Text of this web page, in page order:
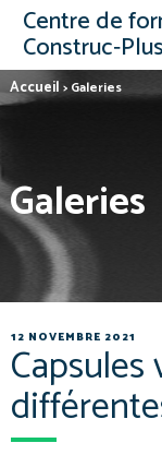
Centre de
Construc‑Plus
Accueil > Galeries
Galeries
12 NOVEMBRE 2021